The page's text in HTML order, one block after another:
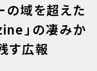
検索
の域を超えた
」の凄みか
す広報